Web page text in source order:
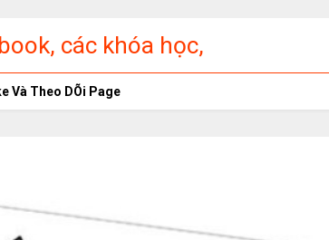
các khóa học,
phí
Và Theo DÕi Page